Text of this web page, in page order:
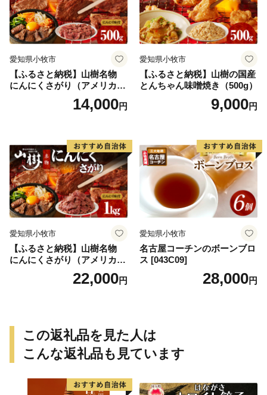
愛知県小牧市
【ふるさと納税】山樹名物
にんにくさがり（アメリカ産
14,000円
愛知県小牧市
【ふるさと納税】山樹の国産
とんちゃん味噌焼き（500g）
9,000円
愛知県小牧市
【ふるさと納税】山樹名物
にんにくさがり（アメリカ産
22,000円
愛知県小牧市
名古屋コーチンのボーンブロ
ス [043C09]
28,000円
この返礼品を見た人は
こんな返礼品も見ています